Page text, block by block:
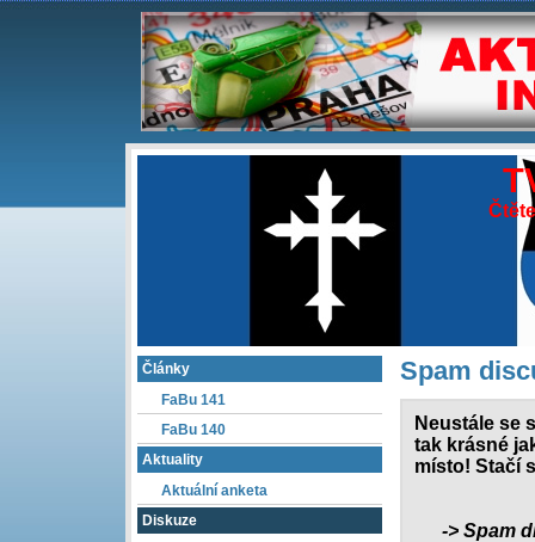
Spam
Neustále se
tak krásné
místo! Stačí
-> Spam
Články
FaBu 141
FaBu 140
Aktuality
Aktuální anketa
Diskuze